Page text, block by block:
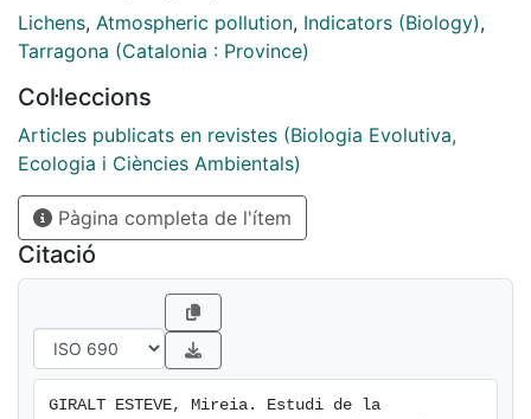
Pleurococcus en función de su resistencia a la
contaminación atmosférica.
Lichens, Atmospheric pollution, Indicators (Biology),
Tarragona (Catalonia : Province)
Col·leccions
Articles publicats en revistes (Biologia Evolutiva,
Ecologia i Ciències Ambientals)
Pàgina completa de l'ítem
Citació
GIRALT ESTEVE, Mireia. Estudi de la